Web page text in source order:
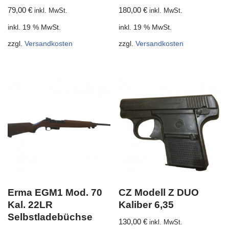
79,00 € inkl. MwSt.
inkl. 19 % MwSt.
zzgl. Versandkosten
180,00€ inkl. MwSt.
inkl. 19 % MwSt.
zzgl.Versandkosten
Erma EGM1 Mod. 70
Kal. 22LR
Selbstladebüchse
CZ Modell Z DUO
Kaliber 6,35
130,00€ inkl. MwSt.